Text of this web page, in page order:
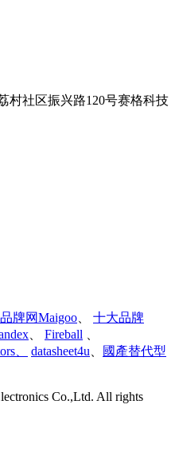
村社区振兴路120号赛格科技
品牌网Maigoo
十大品牌
Fireball
datasheet4u
國產替代型
Co.,Ltd. All rights